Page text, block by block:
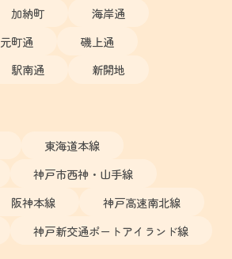
加納町
海岸通
元町通
磯上通
駅南通
新開地
東海道本線
神戸市西神・山手線
阪神本線
神戸高速南北線
神戸新交通ポートアイランド線